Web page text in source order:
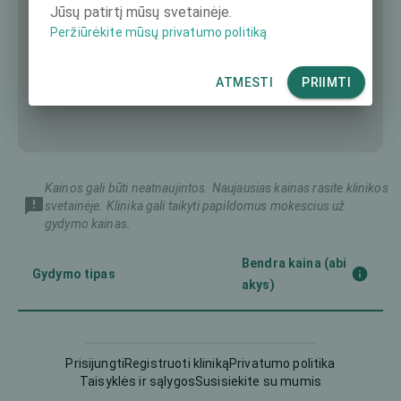
Kainos gali būti neatnaujintos. Naujausias kainas rasite klinikos
svetainėje. Klinika gali taikyti papildomus mokescius už
gydymo kainas.
Gydymo tipas
Bendra kaina (abi
akys)
PrisijungtiRegistruoti klinikąPrivatumo politika
Taisyklės ir sąlygosSusisiekite su mumis
Jūsų patirtį mūsų svetainėje.
Peržiūrėkite mūsų privatumo politiką
ATMESTI PRIIMTI